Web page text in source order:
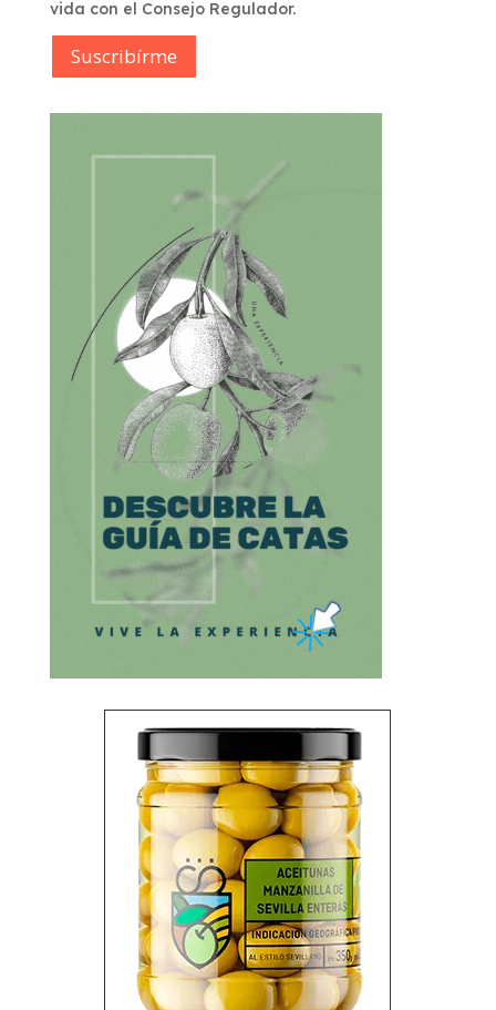
vida con el Consejo Regulador.
Suscribírme